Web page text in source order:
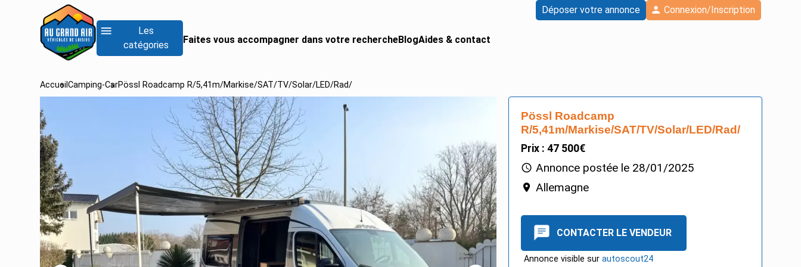
Déposer votre annonce
Connexion/Inscription
Les
catégories
RECHERCHER UN CAMPING-CAR
Rechercher un fourgon aménagé
Rechercher un intégral
Rechercher un van
Voir tous les camping-car
Voir tous les camping-car pro
Faites vous accompagner dans votre rechercheBlogAides & contact
AccueilCamping-CarPössl Roadcamp R/5,41m/Markise/SAT/TV/Solar/LED/Rad/
Pössl Roadcamp
R/5,41m/Markise/SAT/TV/Solar/LED/Rad/
Prix : 47 500€
Annonce postée le 28/01/2025
Allemagne
CONTACTER LE VENDEUR
Annonce visible surautoscout24